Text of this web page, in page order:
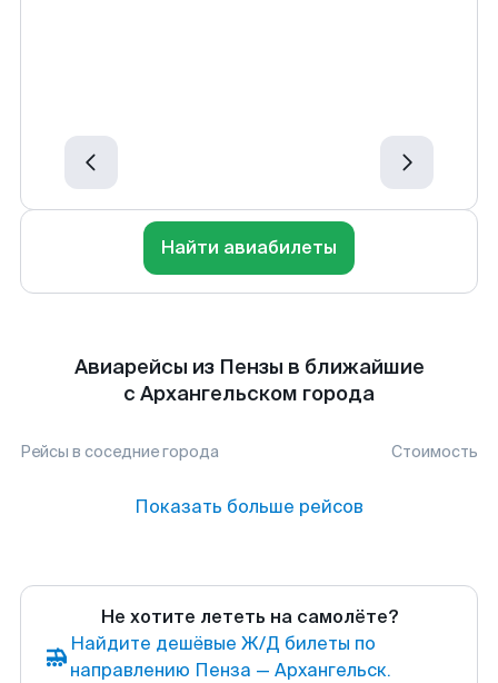
Найти авиабилеты
Авиарейсы из Пензы в ближайшие
с Архангельском города
Рейсы в соседние города Стоимость
Показать больше рейсов
Не хотите лететь на самолёте?
Найдите дешёвые Ж/Д билеты по
направлению Пенза — Архангельск.